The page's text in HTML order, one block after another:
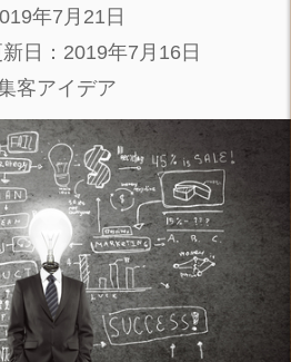
年7月21日
日：2019年7月16日
客アイデア